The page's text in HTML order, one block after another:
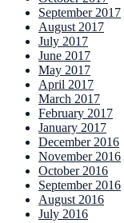
September 2017
August 2017
July 2017
June 2017
May 2017
April 2017
March 2017
February 2017
January 2017
December 2016
November 2016
October 2016
September 2016
August 2016
July 2016